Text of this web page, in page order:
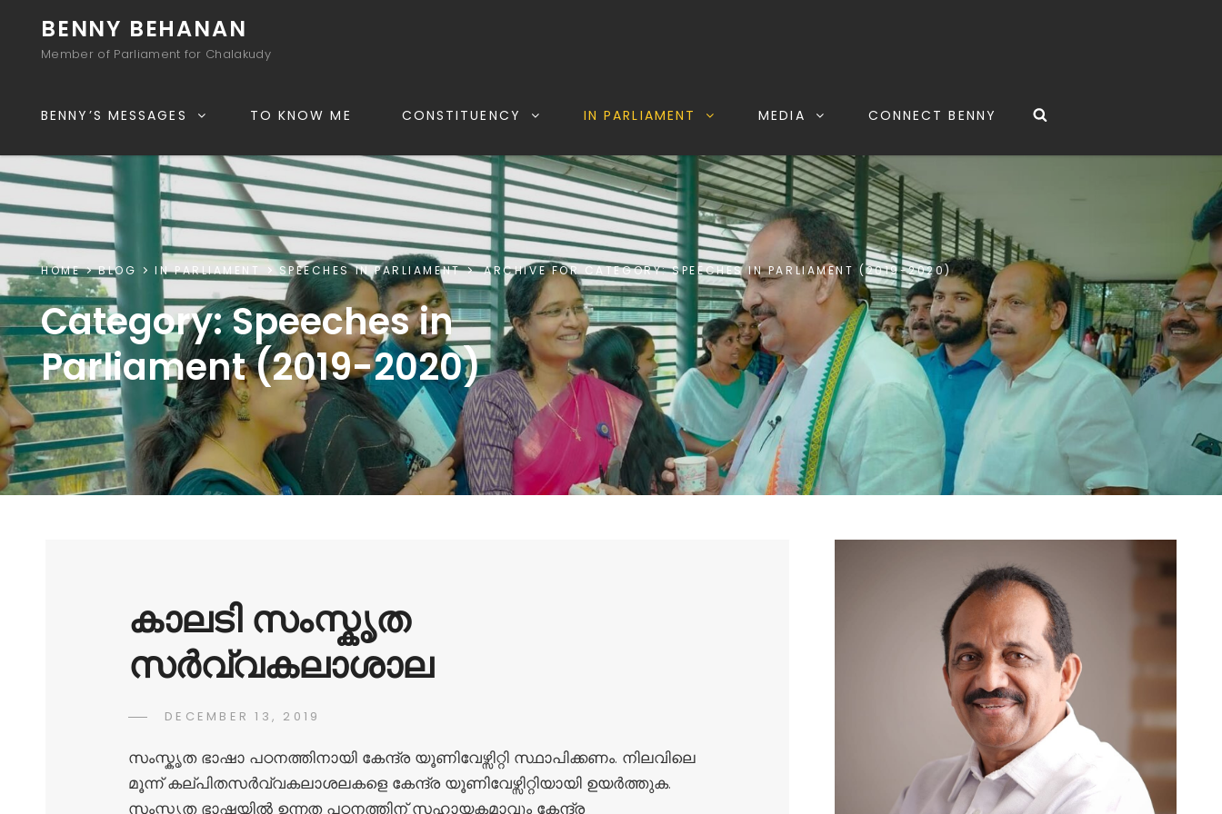
BENNY BEHANAN
Member of Parliament for Chalakudy
BENNY’S MESSAGES TO KNOW ME CONSTITUENCY IN PARLIAMENT MEDIA CONNECT BENNY
HOME BLOG IN PARLIAMENT SPEECHES IN PARLIAMENT ARCHIVE FOR CATEGORY:SPEECHES IN PARLIAMENT (2019-2020)
Category:Speeches in
Parliament (2019-2020)
കാലടി സംസ്കൃത
സർവ്വകലാശാല
DECEMBER 13, 2019
സംസ്കൃത ഭാഷാ പഠനത്തിനായി കേന്ദ്ര യൂണിവേഴ്സിറ്റി സ്ഥാപിക്കണം. നിലവിലെ
മൂന്ന് കല്പിതസർവ്വകലാശലകളെ കേന്ദ്ര യൂണിവേഴ്സിറ്റിയായി ഉയർത്തുക.
സംസ്കൃത ഭാഷയിൽ ഉന്നത പഠനത്തിന് സഹായകമാവും കേന്ദ്ര